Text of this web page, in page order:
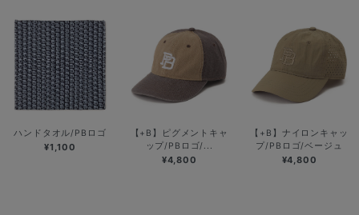
ハンドタオル/PBロゴ
¥1,100
【+B】ピグメントキャ
ップ/PBロゴ/...
¥4,800
【+B】ナイロンキャッ
プ/PBロゴ/ベージュ
¥4,800